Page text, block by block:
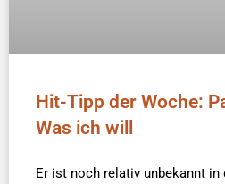
Hit-Tipp der Woche:
Was ich will
Er ist noch relativ unbekannt in